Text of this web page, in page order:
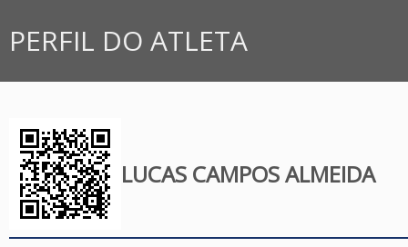
PERFIL DO ATLETA
LUCAS CAMPOS ALMEIDA